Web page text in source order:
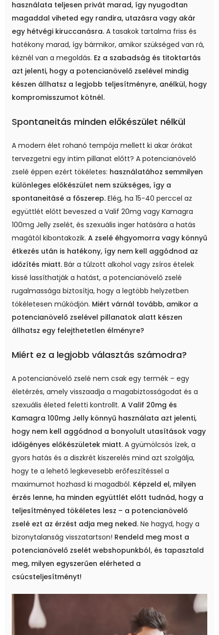
használata teljesen privát marad, így nyugodtan
magaddal viheted egy randira, utazásra vagy akár
egy hétvégi kiruccanásra. A tasakok tartalma friss és
hatékony marad, így bármikor, amikor szükséged van rá,
kéznél van a megoldás. Ez a szabadság és titoktartás
azt jelenti, hogy a potencianövelő zselével mindig
készen állhatsz a legjobb teljesítményre, anélkül, hogy
kompromisszumot kötnél.
Spontaneitás minden előkészület nélkül
A modern élet rohanó tempója mellett ki akar órákat
tervezgetni egy intim pillanat előtt? A potencianövelő
zselé éppen ezért tökéletes: használatához semmilyen
különleges előkészület nem szükséges, így a
spontaneitásé a főszerep. Elég, ha 15-40 perccel az
együttlét előtt beveszed a Valif 20mg vagy Kamagra
100mg Jelly zselét, és szexuális inger hatására a hatás
magától kibontakozik. A zselé éhgyomorra vagy könnyű
étkezés után is hatékony, így nem kell aggódnod az
időzítés miatt. Bár a túlzott alkohol vagy zsíros ételek
kissé lassíthatják a hatást, a potencianövelő zselé
rugalmassága biztosítja, hogy a legtöbb helyzetben
tökéletesen működjön. Miért várnál tovább, amikor a
potencianövelő zselével pillanatok alatt készen
állhatsz egy felejthetetlen élményre?
Miért ez a legjobb választás számodra?
A potencianövelő zselé nem csak egy termék – egy
életérzés, amely visszaadja a magabiztosságodat és a
szexuális életed feletti kontrollt. A Valif 20mg és
Kamagra 100mg Jelly könnyű használata azt jelenti,
hogy nem kell aggódnod a bonyolult utasítások vagy
időigényes előkészületek miatt. A gyümölcsös ízek, a
gyors hatás és a diszkrét kiszerelés mind azt szolgálja,
hogy te a lehető legkevesebb erőfeszítéssel a
maximumot hozhasd ki magadból. Képzeld el, milyen
érzés lenne, ha minden együttlét előtt tudnád, hogy a
teljesítményed tökéletes lesz – a potencianövelő
zselé ezt az érzést adja meg neked. Ne hagyd, hogy a
bizonytalanság visszatartson! Rendeld meg most a
potencianövelő zselét webshopunkból, és tapasztald
meg, milyen egyszerűen elérheted a
csúcsteljesítményt!